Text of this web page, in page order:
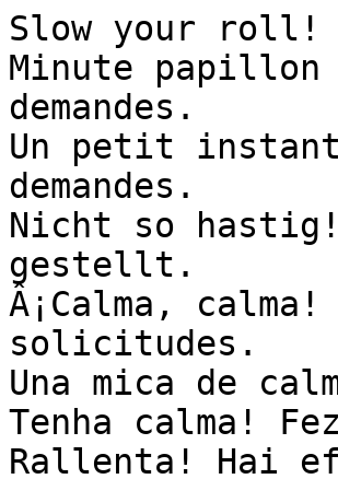
Slow your roll!
Minute papillon
demandes.
Un petit
demandes.
Nicht so
gestellt.
Â¡Calma,
solicitudes.
Una mica de
Tenha calma!
Rallenta! Hai